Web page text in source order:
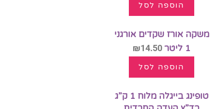
הוספה לסל
משקה אורז שקדים אורגני
1 ליטר
₪14.50
הוספה לסל
טופינג בייגלה מלוח 1 ק”ג